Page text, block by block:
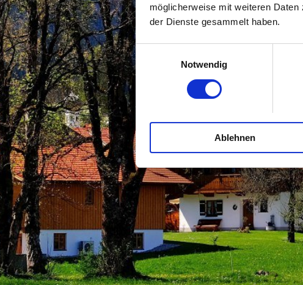
möglicherweise mit weiteren
der Dienste gesammelt haben.
Einwilligungsauswahl
Notwendig
Ablehnen